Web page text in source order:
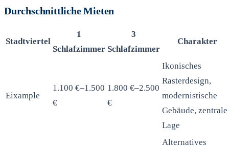
Durchschnittliche Mieten
Stadtviertel
1
Schlafzimmer
3
Schlafzimmer
Charakter
Eixample
1.100 €–1.500
€
1.800 €–2.500
€
Ikonisches
Rasterdesign,
modernistische
Gebäude, zentrale
Lage
Alternatives